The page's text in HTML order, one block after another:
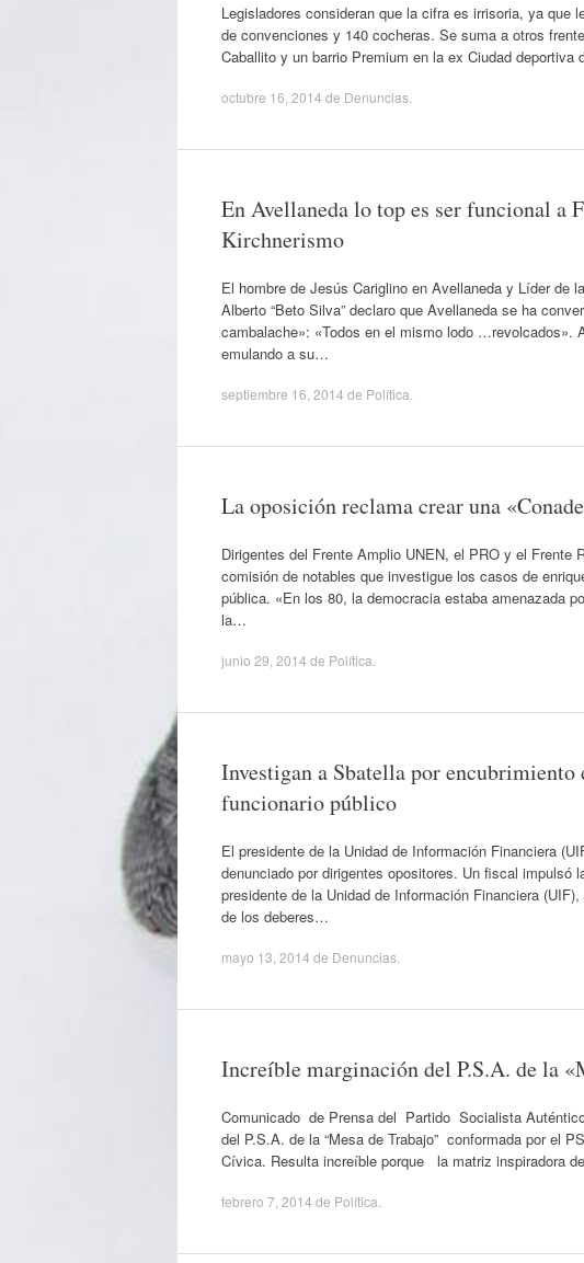
Legisladores consideran que la cifra es irrisoria, ya
de convenciones y 140 cocheras. Se suma a otros
Caballito y un barrio Premium en la ex Ciudad
octubre 16, 2014 de Denuncias
En Avellaneda lo top es ser funcional a
Kirchnerismo
El hombre de Jesús Cariglino en Avellaneda y Líder de
Alberto “Beto Silva” declaro que Avellaneda se ha
cambalache»: «Todos en el mismo lodo …revolcados».
emulando a su…
septiembre 16, 2014 de Política
La oposición reclama crear una
Dirigentes del Frente Amplio UNEN, el PRO y el Frente
comisión de notables que investigue los casos de
pública. «En los 80, la democracia estaba amenazada
la…
junio 29, 2014 de Política
Investigan a Sbatella por
funcionario público
El presidente de la Unidad de Información Financiera
denunciado por dirigentes opositores. Un fiscal impulsó
presidente de la Unidad de Información Financiera
de los deberes…
mayo 13, 2014 de Denuncias
Increíble marginación del P.S.A. de la
Comunicado de Prensa del Partido Socialista
del P.S.A. de la “Mesa de Trabajo” conformada por el
Cívica. Resulta increíble porque la matriz inspiradora
febrero 7, 2014 de Política